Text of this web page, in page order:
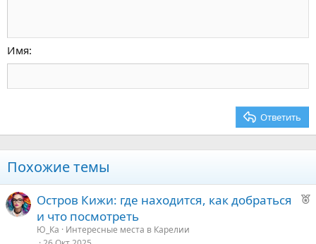
18
22
Tahoma
Times New Roman
Заголовок 2
Заголовок 3
Имя
Ответить
Похожие темы
Р
Остров Кижи: где находится, как добраться
и что посмотреть
Ю_Ка
Интересные места в Карелии